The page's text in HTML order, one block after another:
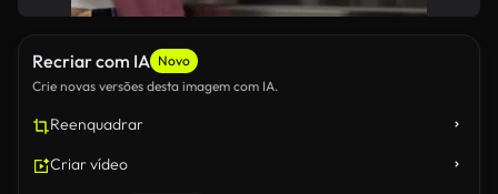
Recriar com IA Novo
Crie novas versões desta imagem com IA.
Reenquadrar
Criar vídeo